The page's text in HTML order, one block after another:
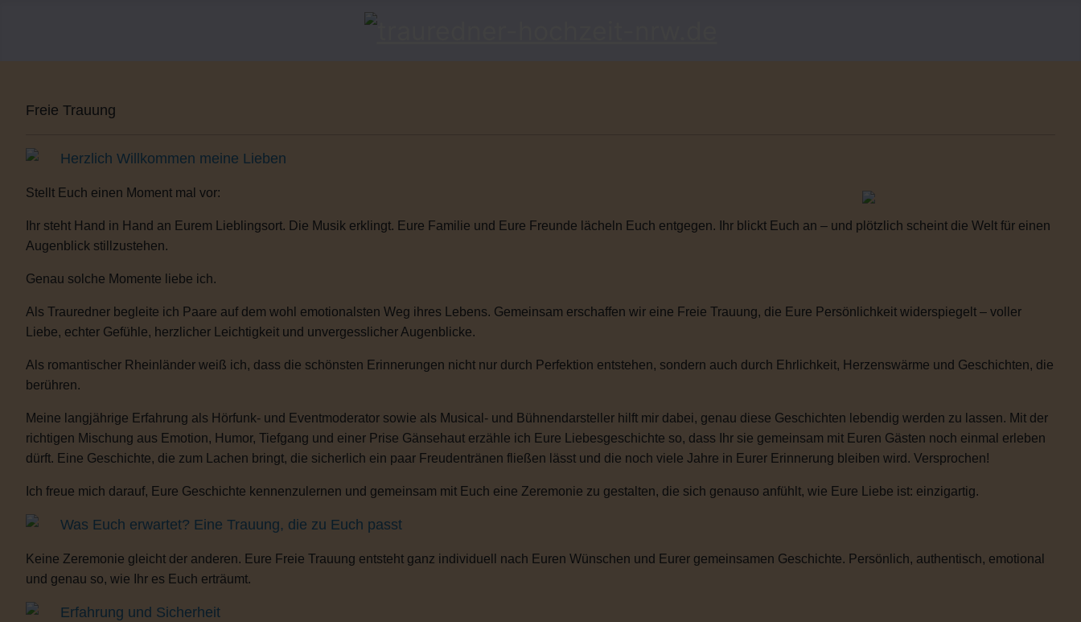
Freie Trauung
Herzlich Willkommen meine Lieben
Stellt Euch einen Moment mal vor:
Ihr steht Hand in Hand an Eurem Lieblingsort. Die Musik erklingt. Eure Familie und Eure Freunde lächeln Euch entgegen. Ihr blickt Euch an – und plötzlich scheint die Welt für einen
Augenblick stillzustehen.
Genau solche Momente liebe ich.
Als Trauredner begleite ich Paare auf dem wohl emotionalsten Weg ihres Lebens. Gemeinsam erschaffen wir eine Freie Trauung, die Eure Persönlichkeit widerspiegelt – voller
Liebe, echter Gefühle, herzlicher Leichtigkeit und unvergesslicher Augenblicke.
Als romantischer Rheinländer weiß ich, dass die schönsten Erinnerungen nicht nur durch Perfektion entstehen, sondern auch durch Ehrlichkeit, Herzenswärme und Geschichten, die
berühren.
Meine langjährige Erfahrung als Hörfunk- und Eventmoderator sowie als Musical- und Bühnendarsteller hilft mir dabei, genau diese Geschichten lebendig werden zu lassen. Mit der
richtigen Mischung aus Emotion, Humor, Tiefgang und einer Prise Gänsehaut erzähle ich Eure Liebesgeschichte so, dass Ihr sie gemeinsam mit Euren Gästen noch einmal erleben
dürft. Eine Geschichte, die zum Lachen bringt, die sicherlich ein paar Freudentränen fließen lässt und die noch viele Jahre in Eurer Erinnerung bleiben wird. Versprochen!
Ich freue mich darauf, Eure Geschichte kennenzulernen und gemeinsam mit Euch eine Zeremonie zu gestalten, die sich genauso anfühlt, wie Eure Liebe ist: einzigartig.
Was Euch erwartet? Eine Trauung, die zu Euch passt
Keine Zeremonie gleicht der anderen. Eure Freie Trauung entsteht ganz individuell nach Euren Wünschen und Eurer gemeinsamen Geschichte. Persönlich, authentisch, emotional
und genau so, wie Ihr es Euch erträumt.
Erfahrung und Sicherheit